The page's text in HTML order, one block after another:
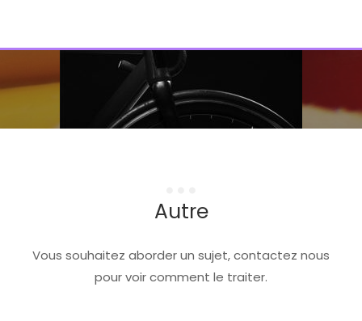
Autre
Vous souhaitez aborder un sujet, contactez nous
pour voir comment le traiter.